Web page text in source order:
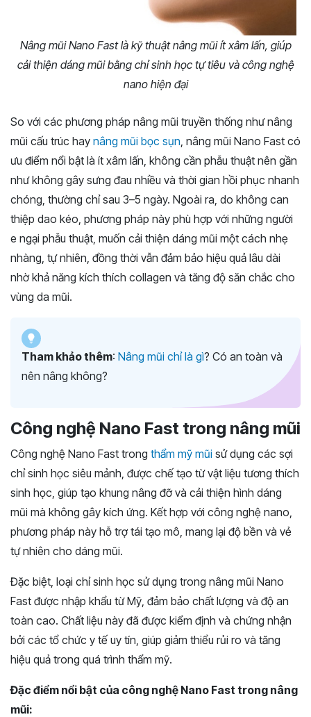
Nâng mũi Nano Fast là kỹ thuật nâng mũi ít xâm lấn, giúp
cải thiện dáng mũi bằng chỉ sinh học tự tiêu và công nghệ
nano hiện đại
So với các phương pháp nâng mũi truyền thống như nâng
mũi cấu trúc hay nâng mũi bọc sụn , nâng mũi Nano Fast có
ưu điểm nổi bật là ít xâm lấn, không cần phẫu thuật nên gần
như không gây sưng đau nhiều và thời gian hồi phục nhanh
chóng, thường chỉ sau 3–5 ngày. Ngoài ra, do không can
thiệp dao kéo, phương pháp này phù hợp với những người
e ngại phẫu thuật, muốn cải thiện dáng mũi một cách nhẹ
nhàng, tự nhiên, đồng thời vẫn đảm bảo hiệu quả lâu dài
nhờ khả năng kích thích collagen và tăng độ săn chắc cho
vùng da mũi.
Tham khảo thêm: Nâng mũi chỉ là gì? Có an toàn và
nên nâng không?
Công nghệ Nano Fast trong nâng mũi
Công nghệ Nano Fast trong thẩm mỹ mũi sử dụng các sợi
chỉ sinh học siêu mảnh, được chế tạo từ vật liệu tương thích
sinh học, giúp tạo khung nâng đỡ và cải thiện hình dáng
mũi mà không gây kích ứng. Kết hợp với công nghệ nano,
phương pháp này hỗ trợ tái tạo mô, mang lại độ bền và vẻ
tự nhiên cho dáng mũi.
Đặc biệt, loại chỉ sinh học sử dụng trong nâng mũi Nano
Fast được nhập khẩu từ Mỹ, đảm bảo chất lượng và độ an
toàn cao. Chất liệu này đã được kiểm định và chứng nhận
bởi các tổ chức y tế uy tín, giúp giảm thiểu rủi ro và tăng
hiệu quả trong quá trình thẩm mỹ.
Đặc điểm nổi bật của công nghệ Nano Fast trong nâng
mũi: